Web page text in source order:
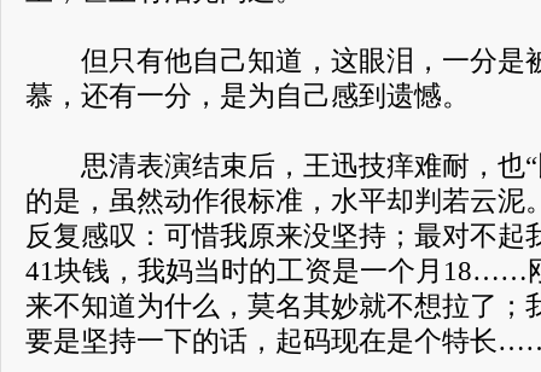
但只有他自己知道，这眼泪，一分是
慕，还有一分，是为自己感到遗憾。
思清表演结束后，王迅技痒难耐，也“
的是，虽然动作很标准，水平却判若云泥
反复感叹：可惜我原来没坚持；最对不起
41块钱，我妈当时的工资是一个月18……
来不知道为什么，莫名其妙就不想拉了；
要是坚持一下的话，起码现在是个特长